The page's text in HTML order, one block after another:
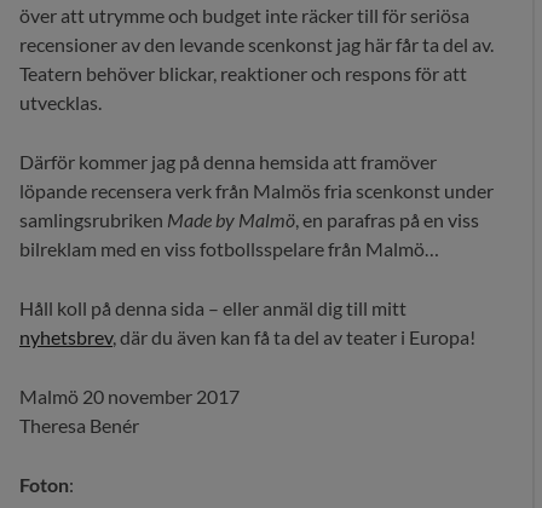
över att utrymme och budget inte räcker till för seriösa
recensioner av den levande scenkonst jag här får ta del av.
Teatern behöver blickar, reaktioner och respons för att
utvecklas.
Därför kommer jag på denna hemsida att framöver
löpande recensera verk från Malmös fria scenkonst under
samlingsrubriken Made by Malmö , en parafras på en viss
bilreklam med en viss fotbollsspelare från Malmö…
Håll koll på denna sida – eller anmäl dig till mitt
nyhetsbrev, där du även kan få ta del av teater i Europa!
Malmö 20 november 2017
Theresa Benér
Foton: